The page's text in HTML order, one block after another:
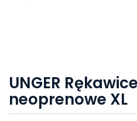
UNGER
neoprenowe XL